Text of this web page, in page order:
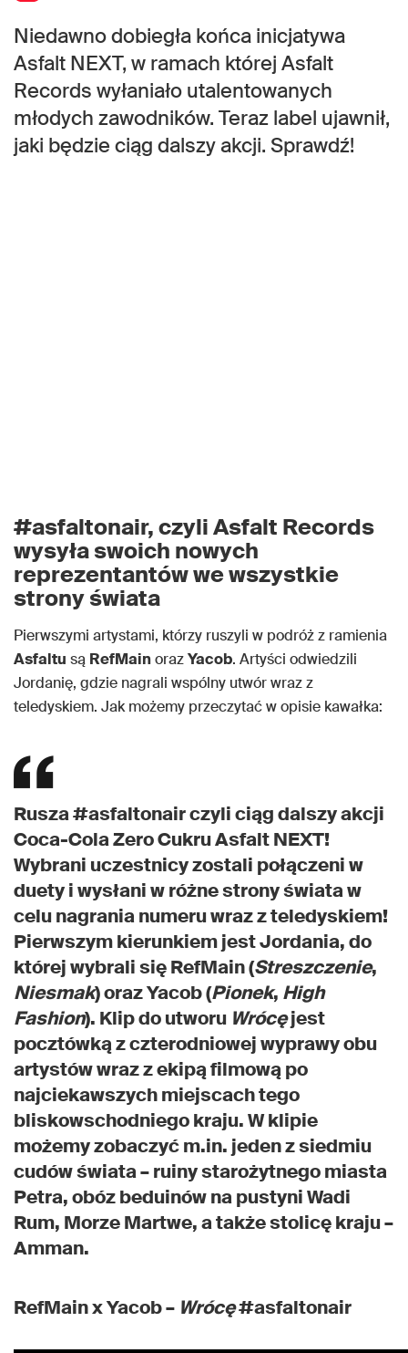
Niedawno dobiegła końca inicjatywa
Asfalt NEXT, w ramach której Asfalt
Records wyłaniało utalentowanych
młodych zawodników. Teraz label ujawnił,
jaki będzie ciąg dalszy akcji. Sprawdź!
#asfaltonair, czyli Asfalt Records
wysyła swoich nowych
reprezentantów we wszystkie
strony świata
Pierwszymi artystami, którzy ruszyli w podróż z ramienia
Asfaltu są RefMainorazYacob. Artyści odwiedzili
Jordanię, gdzie nagrali wspólny utwór wraz z
teledyskiem. Jak możemy przeczytać w opisie kawałka:
Rusza #asfaltonair czyli ciąg dalszy akcji
Coca-Cola Zero Cukru Asfalt NEXT!
Wybrani uczestnicy zostali połączeni w
duety i wysłani w różne strony świata w
celu nagrania numeru wraz z teledyskiem!
Pierwszym kierunkiem jest Jordania, do
której wybrali się RefMain (Streszczenie,
Niesmak) oraz Yacob (Pionek, High
Fashion). Klip do utworu Wrócęjest
pocztówką z czterodniowej wyprawy obu
artystów wraz z ekipą filmową po
najciekawszych miejscach tego
bliskowschodniego kraju. W klipie
możemy zobaczyć m.in. jeden z siedmiu
cudów świata – ruiny starożytnego miasta
Petra, obóz beduinów na pustyni Wadi
Rum, Morze Martwe, a także stolicę kraju –
Amman.
RefMain x Yacob – Wrócę#asfaltonair